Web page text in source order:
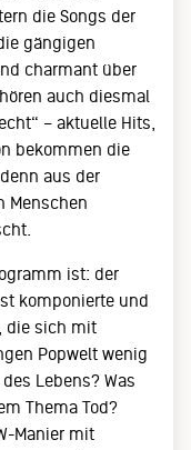
die Songs der
gängigen
charmant über
auch diesmal
– aktuelle Hits,
bekommen die
aus der
Menschen
ist: der
komponierte und
die sich mit
Popwelt wenig
Lebens? Was
Thema Tod?
Manier mit